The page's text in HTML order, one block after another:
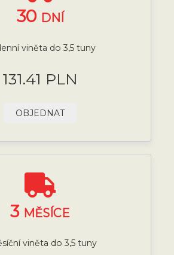
30 DNÍ
viněta do 3,5 tuny
131.41 PLN
OBJEDNAT
3 MĚSÍCE
viněta do 3,5 tuny